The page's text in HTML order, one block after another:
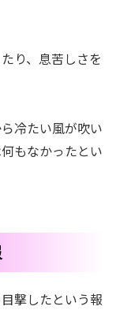
り、息苦しさを
冷たい風が吹い
もなかったとい
撃したという報